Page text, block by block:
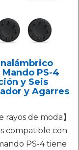
PS-4
y Seis
y Agarres
de moda】
compatible con
PS-4 tiene